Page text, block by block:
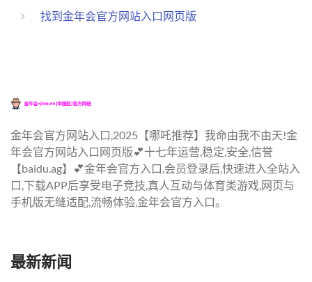
找到金年会官方网站入口网页版
金年会官方网站入口,2025【哪吒推荐】我命由我不由天!金
年会官方网站入口网页版💕十七年运营,稳定,安全,信誉
【baidu.ag】💕金年会官方入口,会员登录后,快速进入全站入
口,下载APP后享受电子竞技,真人互动与体育类游戏,网页与
手机版无缝适配,流畅体验,金年会官方入口。
最新新闻